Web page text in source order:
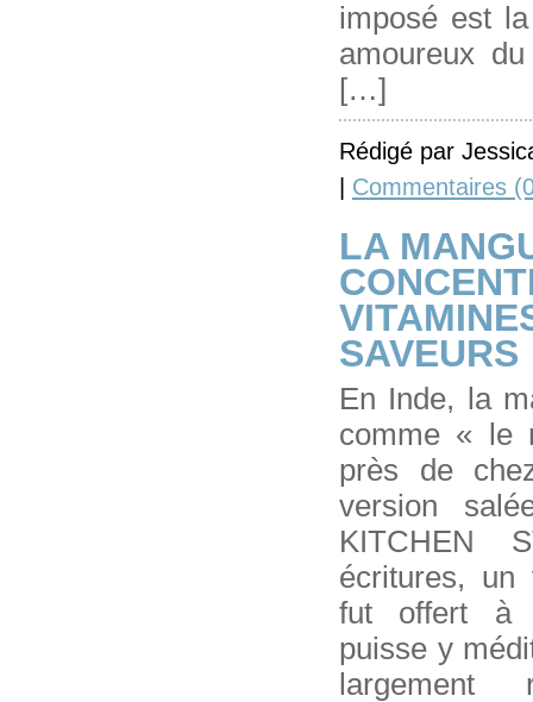
imposé est
amoureux
[…]
Rédigé par
| Commentaires
LA
SAVEURS
En Inde, la
comme « le
près de
version
KITCHEN
écritures, un
fut offert à
puisse y